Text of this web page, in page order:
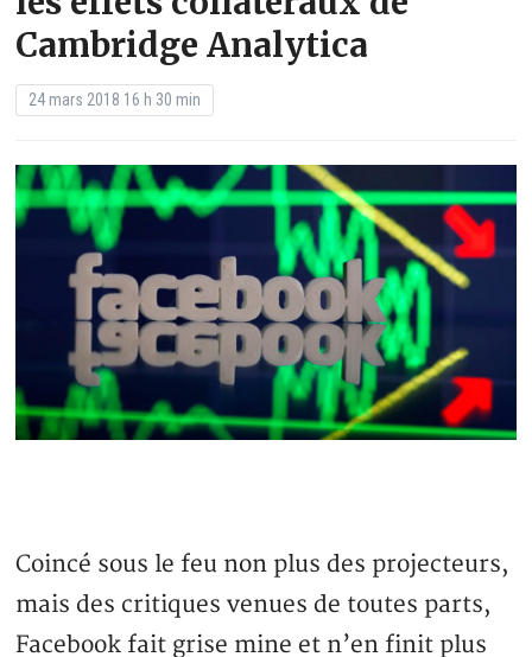
Cambridge Analytica
24 mars 2018 16 h 30 min
Coincé sous le feu non plus des projecteurs,
mais des critiques venues de toutes parts,
Facebook fait grise mine et n’en finit plus